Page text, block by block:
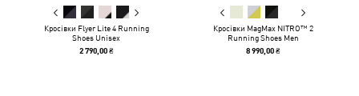
Кросівки Flyer Lite 4 Running
Shoes Unisex
2 790,00 ₴
Кросівки MagMax NITRO™ 2
Running Shoes Men
8 990,00 ₴